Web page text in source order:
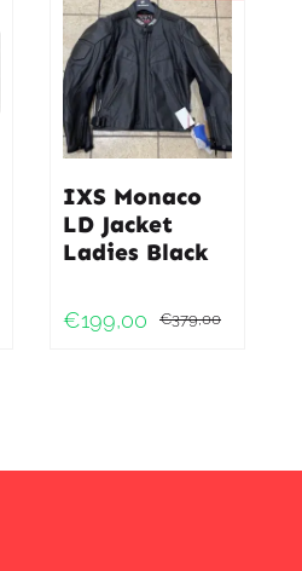
€204,95.
€194,95.
IXS Monaco
LD Jacket
Ladies Black
€379,00
€199,00